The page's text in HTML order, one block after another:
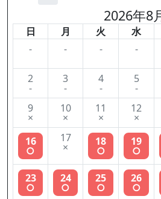
2026年8
日 月 火 水
-
- - -
2
-
3
-
4
-
5
-
9
×
10
×
11
×
12
×
16
○
17
× 18
○
19
○
23
○
24
○
25
○
26
○